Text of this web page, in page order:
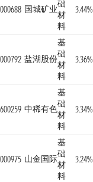
000688 国城矿业础
材
料
3.44%
000792 盐湖股份
基
础
材
料
3.36%
600259 中稀有色
基
础
材
料
3.34%
000975 山金国际
基
础
材
料
3.24%